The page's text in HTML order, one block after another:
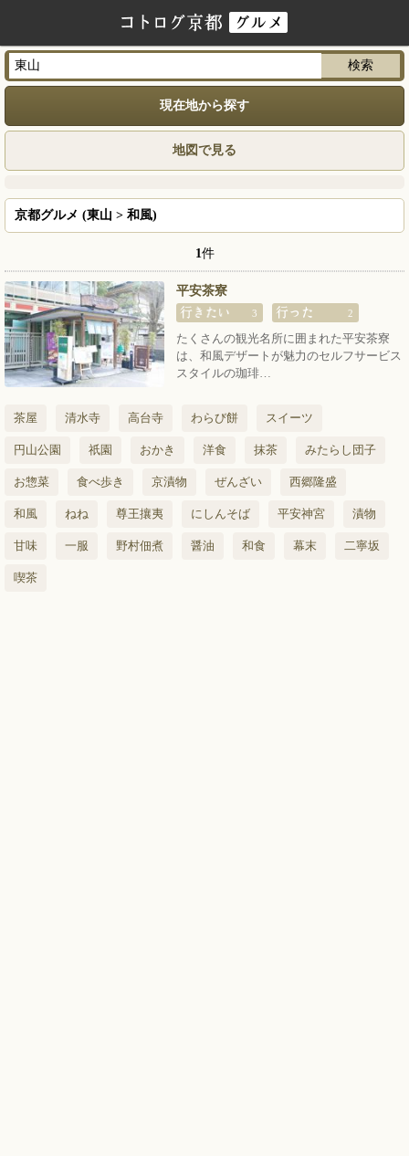
現在地から探す
地図で見る
京都グルメ (東山 > 和風)
1件
平安茶寮
3 2
たくさんの観光名所に囲まれた平安茶寮
は、和風デザートが魅力のセルフサービス
スタイルの珈琲…
茶屋 清水寺 高台寺 わらび餅 スイーツ
円山公園 祇園 おかき 洋食 抹茶 みたらし団子
お惣菜 食べ歩き 京漬物 ぜんざい 西郷隆盛
和風 ねね 尊王攘夷 にしんそば 平安神宮 漬物
甘味 一服 野村佃煮 醤油 和食 幕末 二寧坂
喫茶